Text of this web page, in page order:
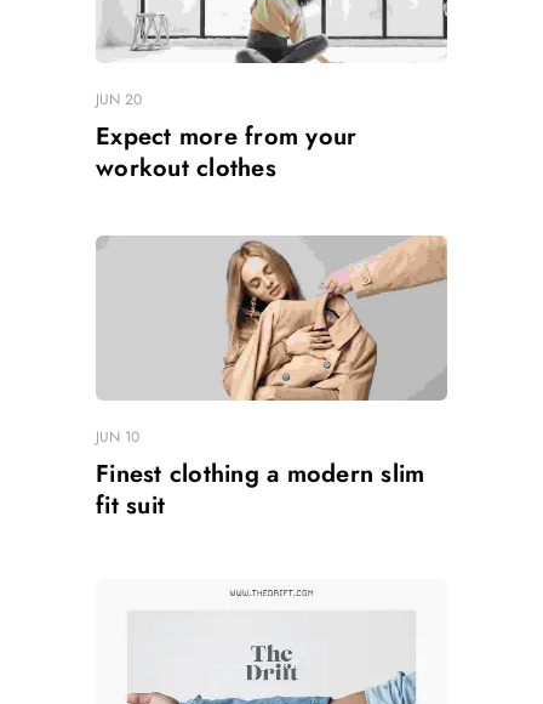
JUN 20
Expect more from your
workout clothes
JUN 10
Finest clothing a modern slim
fit suit